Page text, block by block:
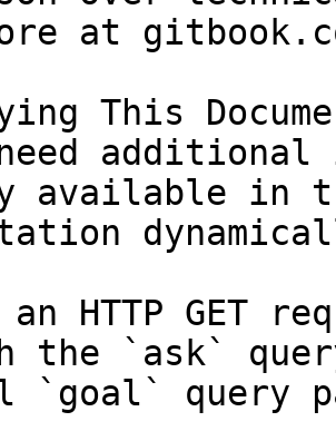
at
This
available in
an HTTP GET
the `ask`
`goal` query